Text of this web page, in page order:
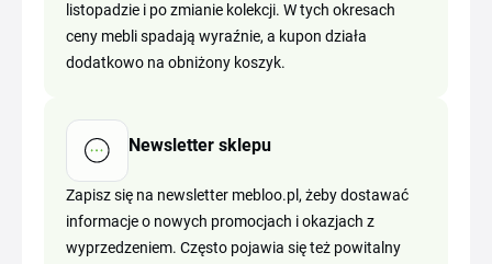
listopadzie i po zmianie kolekcji. W tych okresach
ceny mebli spadają wyraźnie, a kupon działa
dodatkowo na obniżony koszyk.
Newsletter sklepu
Zapisz się na newsletter mebloo.pl, żeby dostawać
informacje o nowych promocjach i okazjach z
wyprzedzeniem. Często pojawia się też powitalny